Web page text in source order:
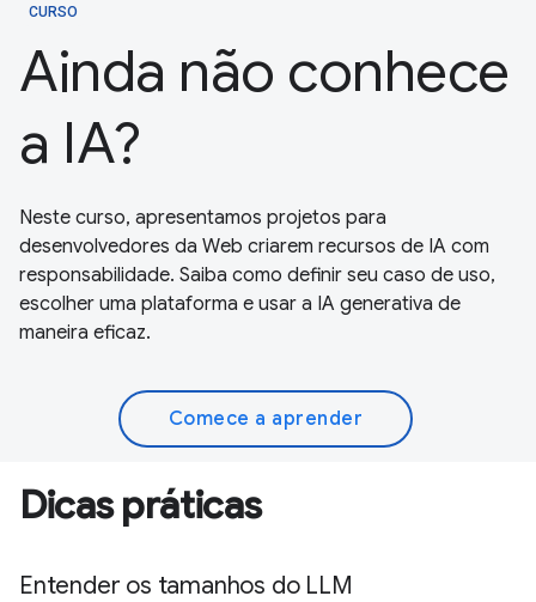
CURSO
Ainda não conhece
a IA?
Neste curso, apresentamos projetos para
desenvolvedores da Web criarem recursos de IA com
responsabilidade. Saiba como definir seu caso de uso,
escolher uma plataforma e usar a IA generativa de
maneira eficaz.
Comece a aprender
Dicas práticas
Entender os tamanhos do LLM